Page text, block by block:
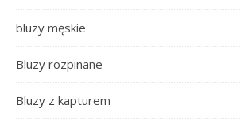
bluzy męskie
Bluzy rozpinane
Bluzy z kapturem